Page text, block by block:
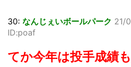
30: なんじぇいボールパーク 21/
ID:poaf
てか今年は投手成績